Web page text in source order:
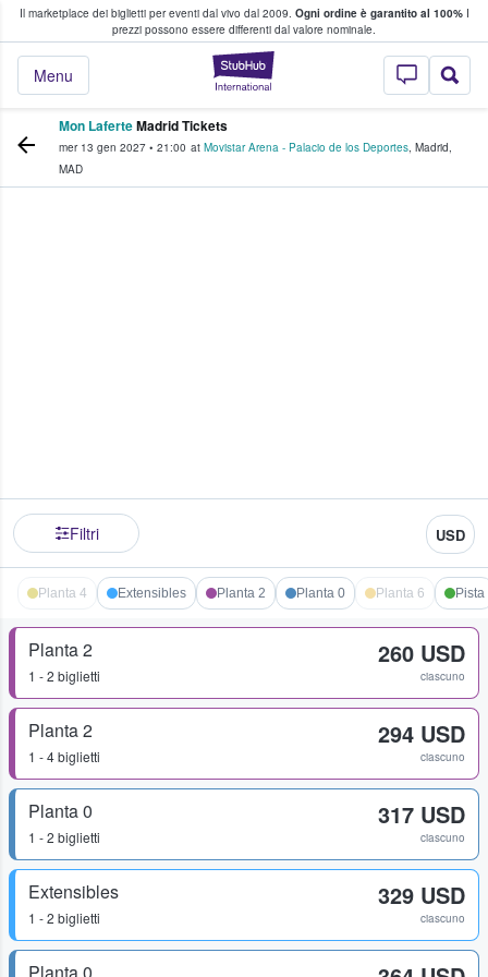
Il marketplace dei biglietti per eventi dal vivo dal 2009. Ogni ordine è garantito al 100%I
prezzi possono essere differenti dal valore nominale.
StubHub - Dove
Menu
fan comprano e vendono biglietti
Mon LaferteMadrid Tickets
mer 13 gen 2027 • 21:00 at Movistar Arena - Palacio de los Deportes, Madrid,
MAD
Filtri USD
Planta 4 Extensibles Planta 2 Planta 0 Planta 6 Pista
Planta 2
1 - 2 biglietti
260 USD
ciascuno
Planta 2
1 - 4 biglietti
294 USD
ciascuno
Planta 0
1 - 2 biglietti
317 USD
ciascuno
Extensibles
1 - 2 biglietti
329 USD
ciascuno